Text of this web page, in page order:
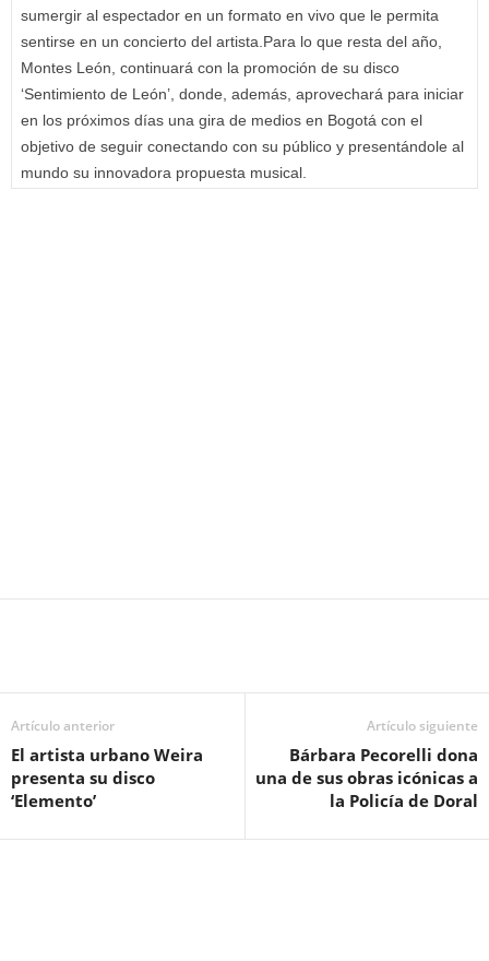
sumergir al espectador en un formato en vivo que le permita
sentirse en un concierto del artista.Para lo que resta del año,
Montes León, continuará con la promoción de su disco
‘Sentimiento de León’, donde, además, aprovechará para iniciar
en los próximos días una gira de medios en Bogotá con el
objetivo de seguir conectando con su público y presentándole al
mundo su innovadora propuesta musical.
Artículo anterior
El artista urbano Weira
presenta su disco
‘Elemento’
Artículo siguiente
Bárbara Pecorelli dona
una de sus obras icónicas a
la Policía de Doral